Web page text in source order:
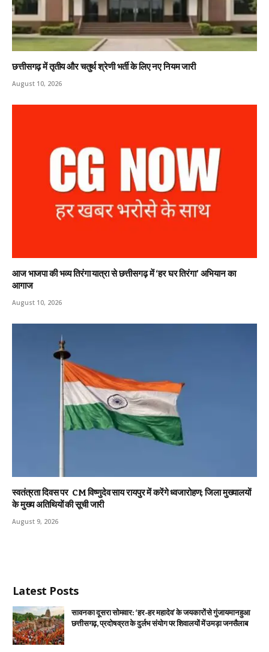
छत्तीसगढ़ में तृतीय और चतुर्थ श्रेणी भर्ती के लिए नए नियम जारी
August 10, 2026
आज भाजपा की भव्य तिरंगा यात्रा से छत्तीसगढ़ में ‘हर घर तिरंगा’ अभियान का
आगाज
August 10, 2026
स्वतंत्रता दिवस पर CM विष्णुदेव साय रायपुर में करेंगे ध्वजारोहण; जिला मुख्यालयों
के मुख्य अतिथियों की सूची जारी
August 9, 2026
Latest Posts
सावन का दूसरा सोमवार: ‘हर-हर महादेव’ के जयकारों से गुंजायमान हुआ
छत्तीसगढ़, प्रदोष व्रत के दुर्लभ संयोग पर शिवालयों में उमड़ा जनसैलाब